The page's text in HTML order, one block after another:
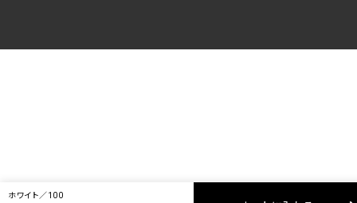
ホワイト／100